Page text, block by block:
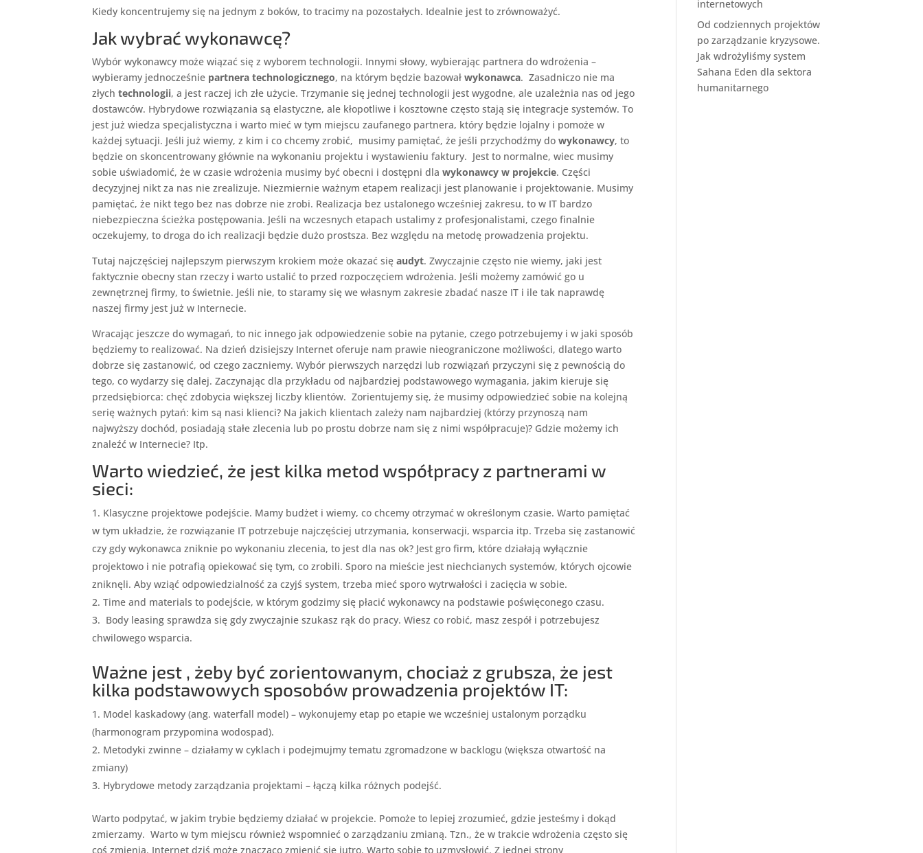
Kiedy koncentrujemy się na jednym z boków, to tracimy na pozostałych. Idealnie jest to zrównoważyć.
Jak wybrać wykonawcę?
Wybór wykonawcy może wiązać się z wyborem technologii. Innymi słowy, wybierając partnera do wdrożenia –
wybieramy jednocześnie partnera technologicznego, na którym będzie bazowałwykonawca. Zasadniczo nie ma
złych technologii, a jest raczej ich złe użycie. Trzymanie się jednej technologii jest wygodne, ale uzależnia nas od jego
dostawców. Hybrydowe rozwiązania są elastyczne, ale kłopotliwe i kosztowne często stają się integracje systemów. To
jest już wiedza specjalistyczna i warto mieć w tym miejscu zaufanego partnera, który będzie lojalny i pomoże w
każdej sytuacji. Jeśli już wiemy, z kim i co chcemy zrobić, musimy pamiętać, że jeśli przychodźmy dowykonawcy, to
będzie on skoncentrowany głównie na wykonaniu projektu i wystawieniu faktury. Jest to normalne, wiec musimy
sobie uświadomić, że w czasie wdrożenia musimy być obecni i dostępni dlawykonawcy w projekcie. Części
decyzyjnej nikt za nas nie zrealizuje. Niezmiernie ważnym etapem realizacji jest planowanie i projektowanie. Musimy
pamiętać, że nikt tego bez nas dobrze nie zrobi. Realizacja bez ustalonego wcześniej zakresu, to w IT bardzo
niebezpieczna ścieżka postępowania. Jeśli na wczesnych etapach ustalimy z profesjonalistami, czego finalnie
oczekujemy, to droga do ich realizacji będzie dużo prostsza. Bez względu na metodę prowadzenia projektu.
Tutaj najczęściej najlepszym pierwszym krokiem może okazać sięaudyt. Zwyczajnie często nie wiemy, jaki jest
faktycznie obecny stan rzeczy i warto ustalić to przed rozpoczęciem wdrożenia. Jeśli możemy zamówić go u
zewnętrznej firmy, to świetnie. Jeśli nie, to staramy się we własnym zakresie zbadać nasze IT i ile tak naprawdę
naszej firmy jest już w Internecie.
Wracając jeszcze do wymagań, to nic innego jak odpowiedzenie sobie na pytanie, czego potrzebujemy i w jaki sposób
będziemy to realizować. Na dzień dzisiejszy Internet oferuje nam prawie nieograniczone możliwości, dlatego warto
dobrze się zastanowić, od czego zaczniemy. Wybór pierwszych narzędzi lub rozwiązań przyczyni się z pewnością do
tego, co wydarzy się dalej. Zaczynając dla przykładu od najbardziej podstawowego wymagania, jakim kieruje się
przedsiębiorca: chęć zdobycia większej liczby klientów. Zorientujemy się, że musimy odpowiedzieć sobie na kolejną
serię ważnych pytań: kim są nasi klienci? Na jakich klientach zależy nam najbardziej (którzy przynoszą nam
najwyższy dochód, posiadają stałe zlecenia lub po prostu dobrze nam się z nimi współpracuje)? Gdzie możemy ich
znaleźć w Internecie? Itp.
Warto wiedzieć, że jest kilka metod współpracy z partnerami w
sieci:
Klasyczne projektowe podejście. Mamy budżet i wiemy, co chcemy otrzymać w określonym czasie. Warto pamiętać
w tym układzie, że rozwiązanie IT potrzebuje najczęściej utrzymania, konserwacji, wsparcia itp. Trzeba się zastanowić
czy gdy wykonawca zniknie po wykonaniu zlecenia, to jest dla nas ok? Jest gro firm, które działają wyłącznie
projektowo i nie potrafią opiekować się tym, co zrobili. Sporo na mieście jest niechcianych systemów, których ojcowie
zniknęli. Aby wziąć odpowiedzialność za czyjś system, trzeba mieć sporo wytrwałości i zacięcia w sobie.
Time and materials to podejście, w którym godzimy się płacić wykonawcy na podstawie poświęconego czasu.
Body leasing sprawdza się gdy zwyczajnie szukasz rąk do pracy. Wiesz co robić, masz zespół i potrzebujesz
chwilowego wsparcia.
Ważne jest , żeby być zorientowanym, chociaż z grubsza, że jest
kilka podstawowych sposobów prowadzenia projektów IT:
Model kaskadowy (ang. waterfall model) – wykonujemy etap po etapie we wcześniej ustalonym porządku
(harmonogram przypomina wodospad).
Metodyki zwinne – działamy w cyklach i podejmujmy tematu zgromadzone w backlogu (większa otwartość na
zmiany)
Hybrydowe metody zarządzania projektami – łączą kilka różnych podejść.
Warto podpytać, w jakim trybie będziemy działać w projekcie. Pomoże to lepiej zrozumieć, gdzie jesteśmy i dokąd
zmierzamy. Warto w tym miejscu również wspomnieć o zarządzaniu zmianą. Tzn., że w trakcie wdrożenia często się
coś zmienia. Internet dziś może znacząco zmienić się jutro. Warto sobie to uzmysłowić. Z jednej strony
internetowych
Od codziennych projektów
po zarządzanie kryzysowe.
Jak wdrożyliśmy system
Sahana Eden dla sektora
humanitarnego